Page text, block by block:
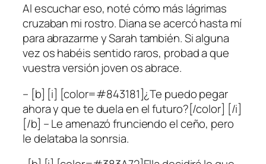
Al escuchar eso, noté cómo más lágrimas
cruzaban mi rostro. Diana se acercó hasta mí
para abrazarme y Sarah también. Si alguna
vez os habéis sentido raros, probad a que
vuestra versión joven os abrace.
– [b] [i] [color=#843181]¿Te puedo pegar
ahora y que te duela en el futuro?[/color] [/i]
[/b] – Le amenazó frunciendo el ceño, pero
le delataba la sonrsia.